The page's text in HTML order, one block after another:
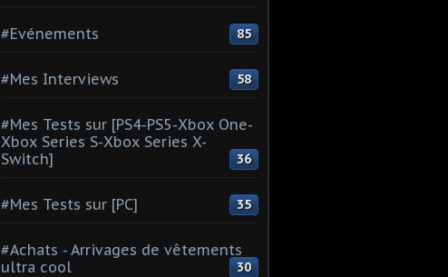
#Evénements 85
#Mes Interviews 58
#Mes Tests sur [PS4-PS5-Xbox One-
Xbox Series S-Xbox Series X-
Switch]
36
#Mes Tests sur [PC] 35
#Achats - Arrivages de vêtements
ultra cool
30